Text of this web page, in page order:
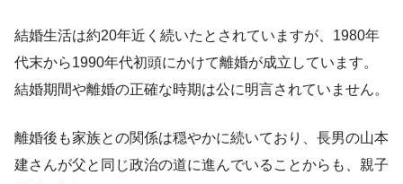
結婚生活は約20年近く続いたとされていますが、1980年
代末から1990年代初頭にかけて離婚が成立しています。
結婚期間や離婚の正確な時期は公に明言されていません。
離婚後も家族との関係は穏やかに続いており、長男の山本
建さんが父と同じ政治の道に進んでいることからも、親子